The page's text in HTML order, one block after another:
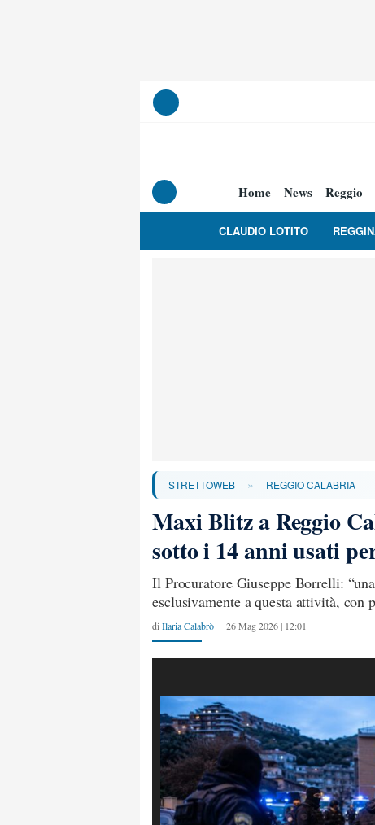
Home News Reggio
CLAUDIO LOTITO
STRETTOWEB » REGGIO CALABRIA
Maxi Blitz a Reggio
sotto i 14 anni usati
Il Procuratore Giuseppe Borrelli:
esclusivamente a questa attività, con
di Ilaria Calabrò 26 Mag 2026 | 12:01